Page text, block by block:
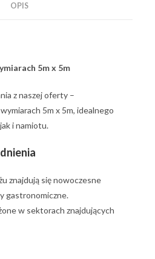
OPIS
5m x 5m
z naszej oferty –
5m x 5m, idealnego
i namiotu.
znajdują się nowoczesne
gastronomiczne.
w sektorach znajdujących